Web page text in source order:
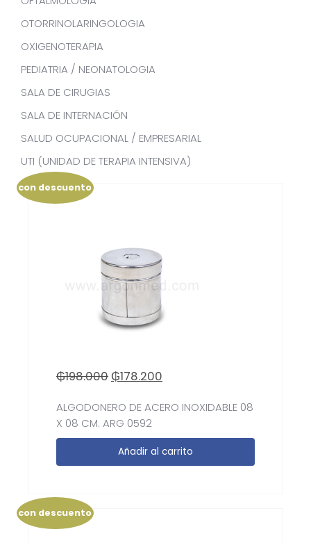
OTORRINOLARINGOLOGIA
OXIGENOTERAPIA
PEDIATRIA / NEONATOLOGIA
SALA DE CIRUGIAS
SALA DE INTERNACIÓN
SALUD OCUPACIONAL / EMPRESARIAL
UTI (UNIDAD DE TERAPIA INTENSIVA)
con descuento
₲198.000 ₲178.200
ALGODONERO DE ACERO INOXIDABLE 08
X 08 CM. ARG 0592
Añadir al carrito
con descuento